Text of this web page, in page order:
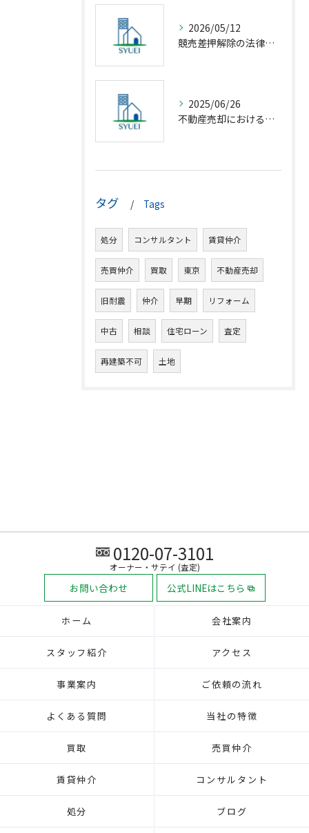
2026/05/12
競売差押解除の法律相談完全解説
2025/06/26
不動産売却における仲介の基礎知識
タグ Tags
処分 コンサルタント 賃貸仲介
売買仲介 買取 東京 不動産売却
旧耐震 仲介 早期 リフォーム
中古 相談 住宅ローン 査定
再建築不可 土地
0120-07-3101
オーナー・サテイ (査定)
お問い合わせ 公式LINEはこちら
ホーム 会社案内
スタッフ紹介 アクセス
事業案内 ご依頼の流れ
よくある質問 当社の特徴
買取 売買仲介
賃貸仲介 コンサルタント
処分 ブログ